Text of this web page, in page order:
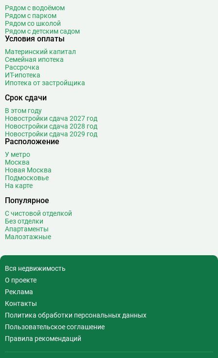
Рядом с водоёмом
Рядом с парком
Рядом со школой
Рядом с детским садом
Условия оплаты
Материнский капитал
Семейная ипотека
Рассрочка
ИТ-ипотека
Ипотека от застройщика
Срок сдачи
В этом году
Новостройки сдача 2027 год
Новостройки сдача 2028 год
Новостройки сдача 2029 год
Расположение
У метро
Москва
Новая Москва
Подмосковье
На карте
Популярное
С чистовой отделкой
Без отделки
Апартаменты
Малоэтажные
Вся недвижимость
О проекте
Реклама
Контакты
Политика обработки персональных данных
Пользовательское соглашение
Правила рекомендаций